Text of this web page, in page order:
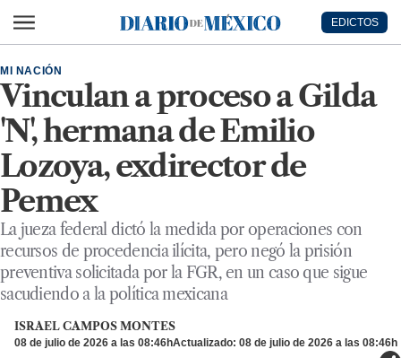
Diario de México
EDICTOS
Vinculan a proceso a Gilda
'N', hermana de Emilio
Lozoya, exdirector de
Pemex
MI NACIÓN
La jueza federal dictó la medida por operaciones con
recursos de procedencia ilícita, pero negó la prisión
preventiva solicitada por la FGR, en un caso que sigue
sacudiendo a la política mexicana
ISRAEL CAMPOS MONTES
08 de julio de 2026 a las 08:46hActualizado: 08 de julio de 2026 a las 08:46h